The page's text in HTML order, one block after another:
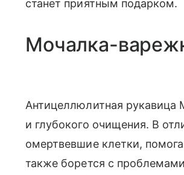
станет приятным подарком.
Мочалка-
Антицеллюлитная рукавица
и глубокого очищения. В
омертвевшие клетки,
также борется с